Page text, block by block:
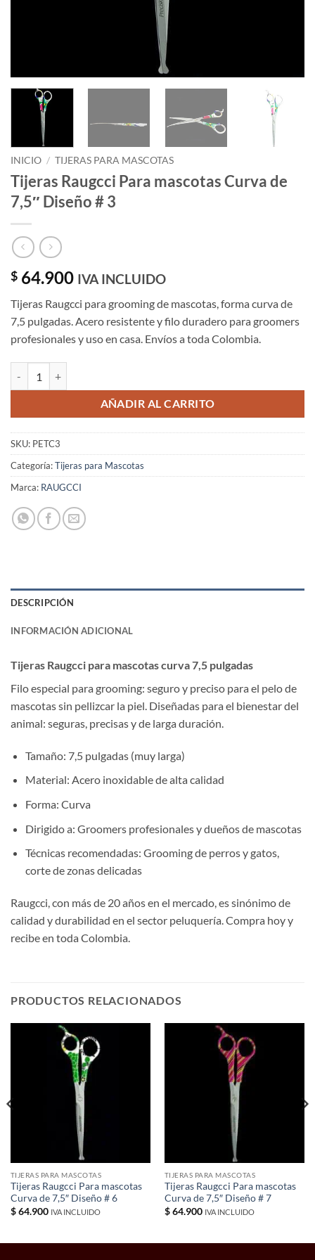
INICIO / TIJERAS PARA MASCOTAS
Tijeras Raugcci Para mascotas Curva de
7,5″ Diseño # 3
$ 64.900 IVA INCLUIDO
Tijeras Raugcci para grooming de mascotas, forma curva de
7,5 pulgadas. Acero resistente y filo duradero para groomers
profesionales y uso en casa. Envíos a toda Colombia.
AÑADIR AL CARRITO
SKU: PETC3
Categoría:Tijeras para Mascotas
Marca: RAUGCCI
DESCRIPCIÓN
INFORMACIÓN ADICIONAL
Tijeras Raugcci para mascotas curva 7,5 pulgadas
Filo especial para grooming: seguro y preciso para el pelo de
mascotas sin pellizcar la piel. Diseñadas para el bienestar del
animal: seguras, precisas y de larga duración.
Tamaño: 7,5 pulgadas (muy larga)
Material: Acero inoxidable de alta calidad
Forma: Curva
Dirigido a: Groomers profesionales y dueños de mascotas
Técnicas recomendadas: Grooming de perros y gatos,
corte de zonas delicadas
Raugcci, con más de 20 años en el mercado, es sinónimo de
calidad y durabilidad en el sector peluquería. Compra hoy y
recibe en toda Colombia.
PRODUCTOS RELACIONADOS
TIJERAS PARA MASCOTAS
Tijeras Raugcci Para mascotas
Curva de 7,5″ Diseño # 6
$64.900 IVA INCLUIDO
TIJERAS PARA MASCOTAS
Tijeras Raugcci Para mascotas
Curva de 7,5″ Diseño # 7
$64.900 IVA INCLUIDO